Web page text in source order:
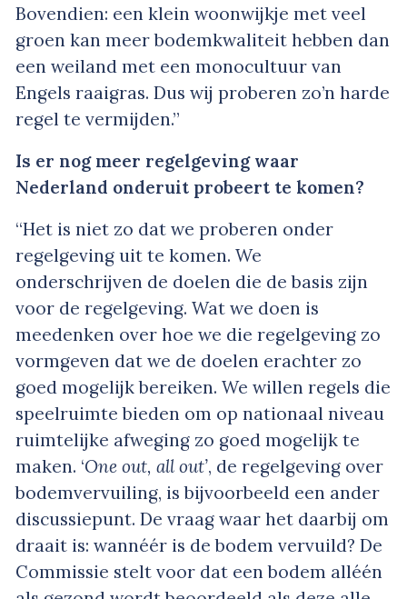
Bovendien: een klein woonwijkje met veel
groen kan meer bodemkwaliteit hebben dan
een weiland met een monocultuur van
Engels raaigras. Dus wij proberen zo’n harde
regel te vermijden.”
Is er nog meer regelgeving waar
Nederland onderuit probeert te komen?
“Het is niet zo dat we proberen onder
regelgeving uit te komen. We
onderschrijven de doelen die de basis zijn
voor de regelgeving. Wat we doen is
meedenken over hoe we die regelgeving zo
vormgeven dat we de doelen erachter zo
goed mogelijk bereiken. We willen regels die
speelruimte bieden om op nationaal niveau
ruimtelijke afweging zo goed mogelijk te
maken. ‘One out, all out’, de regelgeving over
bodemvervuiling, is bijvoorbeeld een ander
discussiepunt. De vraag waar het daarbij om
draait is: wannéér is de bodem vervuild? De
Commissie stelt voor dat een bodem alléén